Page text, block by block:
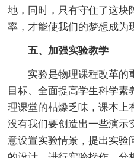
地，同时，只有守住了这块
率，才能使我们的梦想成为
五、加强实验教学
实验是物理课程改革的
目标、全面提高学生科学素
理课堂的枯燥乏味，课本上
没有我们要创造出一些演示
意设置实验情景，提出实验